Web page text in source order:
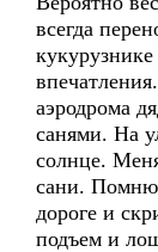
всегда
аэродрома
санями. На
солнце.
сани. Помню
дороге и
подъем и